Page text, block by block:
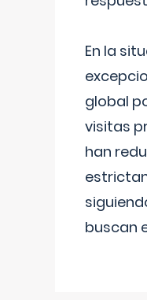
En la
global
visitas
han
buscan